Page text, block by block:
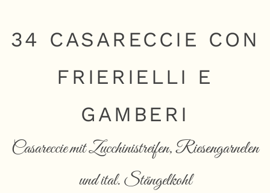
34 CASARECCIE CON
FRIERIELLI E
GAMBERI
Casareccie mit Zucchinistreifen, Riesengarnelen
und ital. Stängelkohl